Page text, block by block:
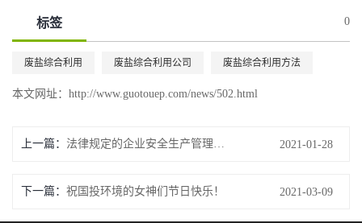
标签 0
废盐综合利用 废盐综合利用公司 废盐综合利用方法
本文网址： http://www.guotouep.com/news/502.html
上一篇： 法律规定的企业安全生产管理人员职责 2021-01-28
下一篇： 祝国投环境的女神们节日快乐！ 2021-03-09